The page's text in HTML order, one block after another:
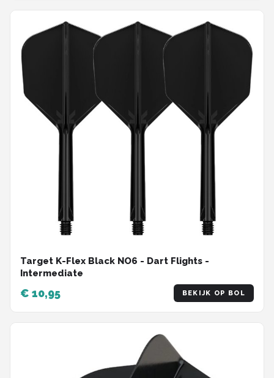
Target K-Flex Black NO6 - Dart Flights -
Intermediate
€ 10,95 BEKIJK OP BOL